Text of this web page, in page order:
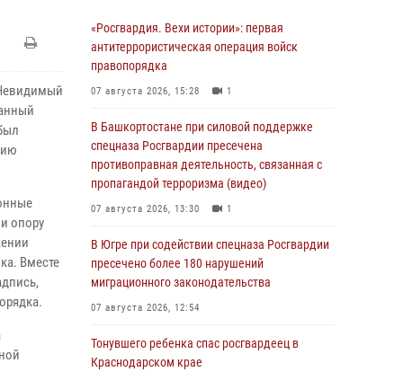
опору
Вместе
«Росгвардия. Вехи истории»: первая
антитеррористическая операция войск
правопорядка
07 августа 2026, 15:28 1
В Башкортостане при силовой поддержке
спецназа Росгвардии пресечена
противоправная деятельность, связанная с
пропагандой терроризма (видео)
07 августа 2026, 13:30 1
В Югре при содействии спецназа Росгвардии
пресечено более 180 нарушений
миграционного законодательства
07 августа 2026, 12:54
Тонувшего ребенка спас росгвардеец в
Краснодарском крае